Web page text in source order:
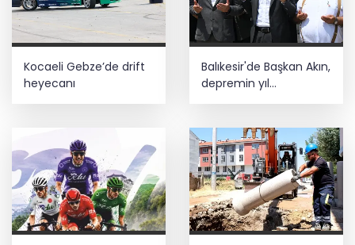
Kocaeli Gebze’de drift
heyecanı
Balıkesir'de Başkan Akın,
depremin yıl
dönümünde Sındırgı'yı